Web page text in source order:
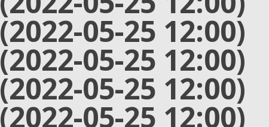
(2022-05-25 12:00)
(2022-05-25 12:00)
(2022-05-25 12:00)
(2022-05-25 12:00)